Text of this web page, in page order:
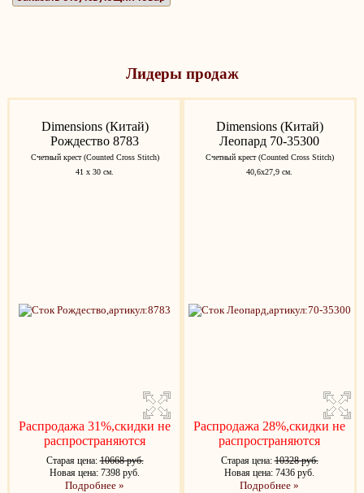
Лидеры продаж
Dimensions (Китай)
Рождество 8783
Счетный крест (Counted Cross Stitch)
41 х 30 см.
Распродажа 31%,скидки не
распространяются
Старая цена:10668 руб.
Новая цена: 7398 руб.
Подробнее »
Dimensions (Китай)
Леопард 70-35300
Счетный крест (Counted Cross Stitch)
40,6х27,9 см.
Распродажа 28%,скидки не
распространяются
Старая цена:10328 руб.
Новая цена: 7436 руб.
Подробнее »